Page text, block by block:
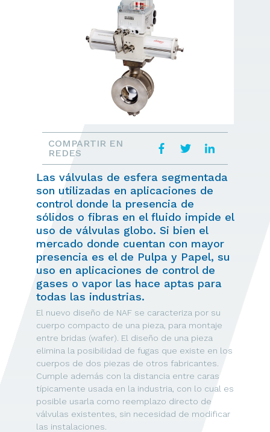
COMPARTIR EN
REDES
Las válvulas de esfera segmentada
son utilizadas en aplicaciones de
control donde la presencia de
sólidos o fibras en el fluido impide el
uso de válvulas globo. Si bien el
mercado donde cuentan con mayor
presencia es el de Pulpa y Papel, su
uso en aplicaciones de control de
gases o vapor las hace aptas para
todas las industrias.
El nuevo diseño de NAF se caracteriza por su
cuerpo compacto de una pieza, para montaje
entre bridas (wafer). El diseño de una pieza
elimina la posibilidad de fugas que existe en los
cuerpos de dos piezas de otros fabricantes.
Cumple además con la distancia entre caras
típicamente usada en la industria, con lo cual es
posible usarla como reemplazo directo de
válvulas existentes, sin necesidad de modificar
las instalaciones.